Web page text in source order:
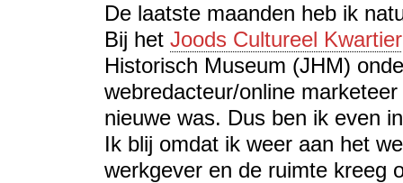
De laatste maanden heb ik
Bij het Joods Cultureel Kwartier
Historisch Museum (JHM)
webredacteur/online
nieuwe was. Dus ben ik even
Ik blij omdat ik weer aan het
werkgever en de ruimte kreeg